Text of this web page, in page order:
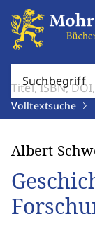
Suchbegriff
Volltextsuche
Albert